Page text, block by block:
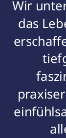
Wir
das